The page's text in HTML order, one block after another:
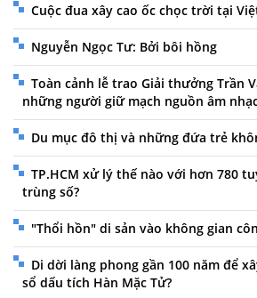
Cuộc đua xây cao ốc chọc trời tại
Nguyễn Ngọc Tư: Bởi bôi hồng
Toàn cảnh lễ trao Giải thưởng Trần
những người giữ mạch nguồn âm
Du mục đô thị và những đứa trẻ
TP.HCM xử lý thế nào với hơn 780
trùng số?
"Thổi hồn" di sản vào không gian
Di dời làng phong gần 100 năm để
sổ dấu tích Hàn Mặc Tử?